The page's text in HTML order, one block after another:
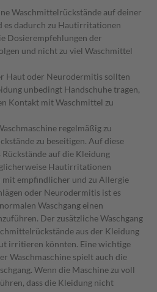
Waschmittelrückstände auf deiner
es dadurch zu Hautirritationen
Dosierempfehlungen der
und nicht zu viel Waschmittel
Haut oder Neurodermitis sollten
unbedingt Handschuhe tragen,
Kontakt mit Waschmittel zu
regelmäßig zu
zu beseitigen. Auf diese
auf die Kleidung
Hautirritationen
mit empfindlicher und zu Allergie
oder Neurodermitis ist es
Waschgang einen
Der zusätzliche Waschgang
aus der Kleidung
irritieren könnten. Eine wichtige
Waschmaschine spielt auch die
Wenn die Maschine zu voll
dass die Kleidung nicht